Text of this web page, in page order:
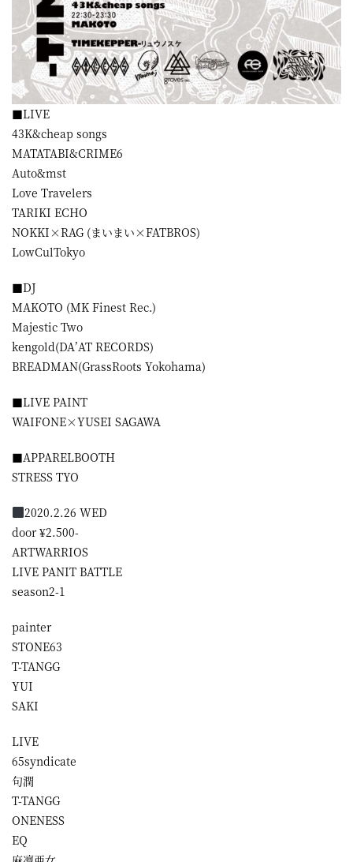
■LIVE
43K&cheap songs
MATATABI&CRIME6
Auto&mst
Love Travelers
TARIKI ECHO
NOKKI×RAG (まいまい×FATBROS)
LowCulTokyo
■DJ
MAKOTO (MK Finest Rec.)
Majestic Two
kengold(DA’AT RECORDS)
BREADMAN(GrassRoots Yokohama)
■LIVE PAINT
WAIFONE×YUSEI SAGAWA
■APPARELBOOTH
STRESS TYO
2020.2.26 WED
door ¥2.500-
ARTWARRIOS
LIVE PANIT BATTLE
season2-1
painter
STONE63
T-TANGG
YUI
SAKI
LIVE
65syndicate
句潤
T-TANGG
ONENESS
EQ